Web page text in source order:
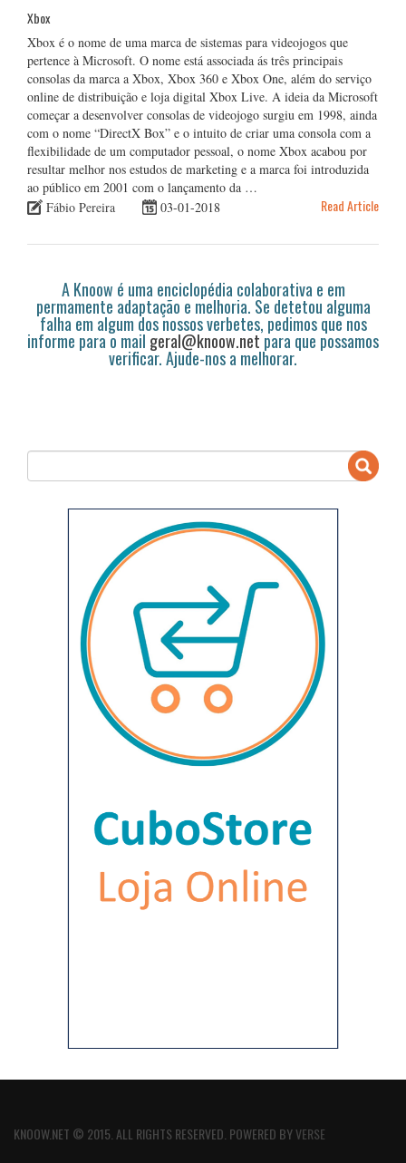
Xbox
Xbox é o nome de uma marca de sistemas para videojogos que
pertence à Microsoft. O nome está associada ás três principais
consolas da marca a Xbox, Xbox 360 e Xbox One, além do serviço
online de distribuição e loja digital Xbox Live. A ideia da Microsoft
começar a desenvolver consolas de videojogo surgiu em 1998, ainda
com o nome “DirectX Box” e o intuito de criar uma consola com a
flexibilidade de um computador pessoal, o nome Xbox acabou por
resultar melhor nos estudos de marketing e a marca foi introduzida
ao público em 2001 com o lançamento da …
Fábio Pereira
03-01-2018 Read Article
A Knoow é uma enciclopédia colaborativa e em
permamente adaptação e melhoria. Se detetou alguma
falha em algum dos nossos verbetes, pedimos que nos
informe para o mail geral@knoow.netpara que possamos
verificar. Ajude-nos a melhorar.
KNOOW.NET © 2015. ALL RIGHTS RESERVED. POWERED BYVERSE